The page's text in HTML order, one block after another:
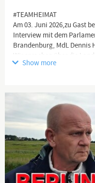
#TEAMHEIMAT
Am 03. Juni 2026,zu Gast
Interview mit dem
Brandenburg, MdL Dennis
Wir sprachen über die
Ungereimtheiten, die
🖥 YouTube Kanäle:
https://
https://
Show more